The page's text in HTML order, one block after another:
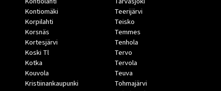
Kontiomäki
Korpilahti
Korsnäs
Kortesjärvi
Koski Tl
Kotka
Kouvola
Kristiinankaupunki
Teerijärvi
Teisko
Temmes
Tenhola
Tervo
Tervola
Teuva
Tohmajärvi